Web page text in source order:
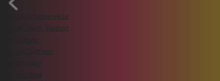
enercity Leinewelle
Erika-Fisch-Stadion
Neues Rathaus